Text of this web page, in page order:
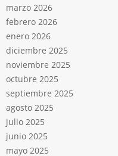
marzo 2026
febrero 2026
enero 2026
diciembre 2025
noviembre 2025
octubre 2025
septiembre 2025
agosto 2025
julio 2025
junio 2025
mayo 2025